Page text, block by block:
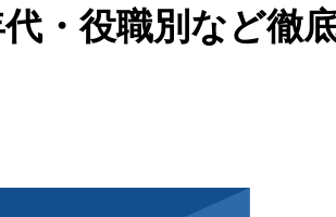
・役職別など徹